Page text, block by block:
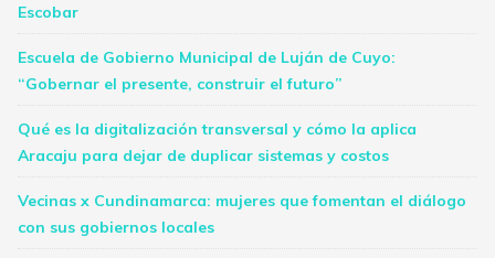
Escobar
Escuela de Gobierno Municipal de Luján de Cuyo:
“Gobernar el presente, construir el futuro”
Qué es la digitalización transversal y cómo la aplica
Aracaju para dejar de duplicar sistemas y costos
Vecinas x Cundinamarca: mujeres que fomentan el diálogo
con sus gobiernos locales